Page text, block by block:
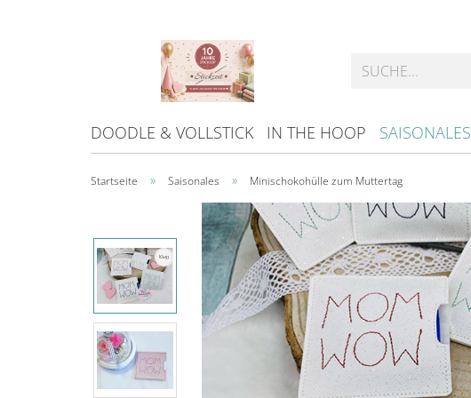
DOODLE & VOLLSTICK IN THE HOOP SAISONALES
Startseite » Saisonales » Minischokohülle zum Muttertag